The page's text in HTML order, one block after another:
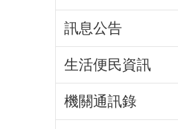
訊息公告
生活便民資訊
機關通訊錄